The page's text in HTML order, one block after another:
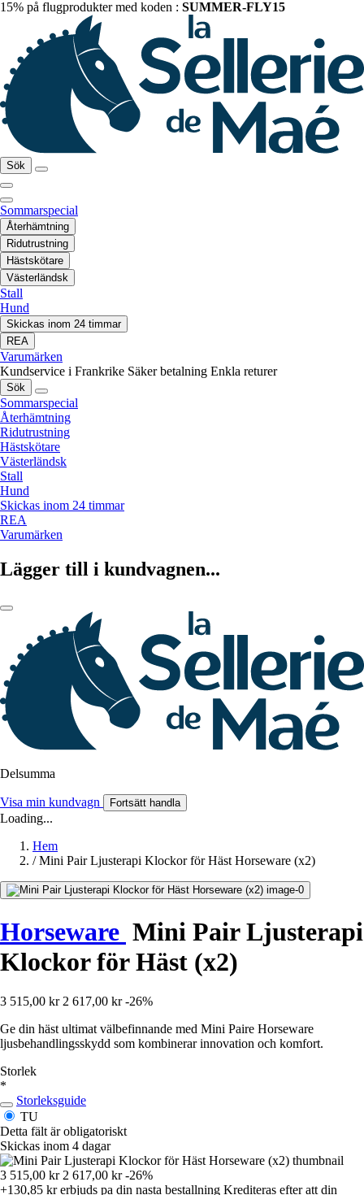
15% på flugprodukter med koden : SUMMER-FLY15
Sök
Sommarspecial
Återhämtning
Ridutrustning
Hästskötare
Västerländsk
Stall
Hund
Skickas inom 24 timmar
REA
Varumärken
Kundservice i Frankrike Säker betalning Enkla returer
Sök
Sommarspecial
Återhämtning
Ridutrustning
Hästskötare
Västerländsk
Stall
Hund
Skickas inom 24 timmar
REA
Varumärken
Lägger till i kundvagnen...
Delsumma
Visa min kundvagn Fortsätt handla
Loading...
Hem
/ Mini Pair Ljusterapi Klockor för Häst Horseware (x2)
Horseware Mini Pair Ljusterapi
Klockor för Häst (x2)
3 515,00 kr 2 617,00 kr -26%
Ge din häst ultimat välbefinnande med Mini Paire Horseware
ljusbehandlingsskydd som kombinerar innovation och komfort.
Storlek
*
Storleksguide
TU
Detta fält är obligatoriskt
Skickas inom 4 dagar
3 515,00 kr 2 617,00 kr -26%
+130,85 krerbjuds pa din nasta bestallning Krediteras efter att din